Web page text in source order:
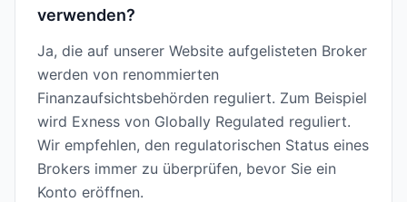
verwenden?
Ja, die auf unserer Website aufgelisteten Broker
werden von renommierten
Finanzaufsichtsbehörden reguliert. Zum Beispiel
wird Exness von Globally Regulated reguliert.
Wir empfehlen, den regulatorischen Status eines
Brokers immer zu überprüfen, bevor Sie ein
Konto eröffnen.